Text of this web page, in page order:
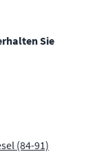
Sie
(84-91)